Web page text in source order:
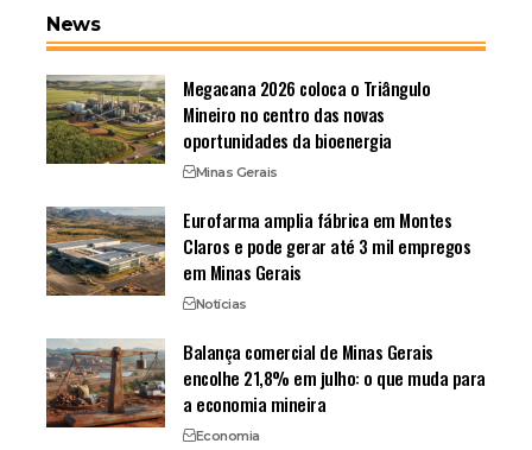
News
Megacana 2026 coloca o Triângulo
Mineiro no centro das novas
oportunidades da bioenergia
Minas Gerais
Eurofarma amplia fábrica em Montes
Claros e pode gerar até 3 mil empregos
em Minas Gerais
Notícias
Balança comercial de Minas Gerais
encolhe 21,8% em julho: o que muda para
a economia mineira
Economia